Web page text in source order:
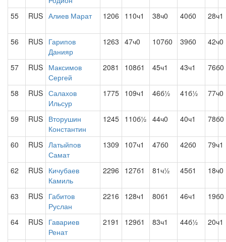
55
RUS Алиев Марат 1206 110ч1 38ч0 40б0 28ч1
56 RUS Гарипов
Данияр
1263 47ч0 107б0 39б0 42ч0
57 RUS Максимов
Сергей
2081 108б1 45ч1 43ч1 76б0
58 RUS Салахов
Ильсур
1775 109ч1 46б½ 41б½ 77ч0
59 RUS Вторушин
Константин
1245 110б½ 44ч0 40ч1 78б0
60 RUS Латыйпов
Самат
1309 107ч1 47б0 42б0 79ч1
62 RUS Кичубаев
Камиль
2296 127б1 81ч½ 45б1 18ч0
63 RUS Габитов
Руслан
2216 128ч1 80б1 46ч1 19б0
64 RUS Гавариев
Ренат
2191 129б1 83ч1 44б½ 20ч1